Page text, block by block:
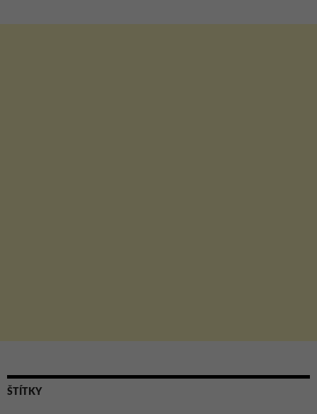
ŠTÍTKY